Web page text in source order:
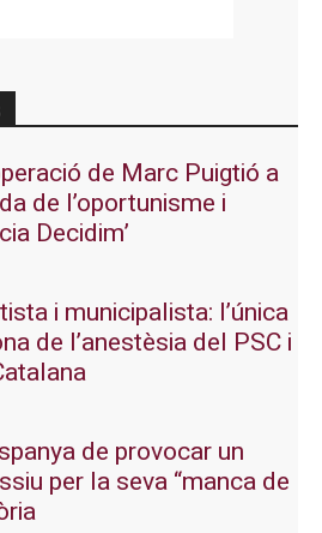
de Marc Puigtió a
de l’oportunisme i
Decidim’
i municipalista: l’única
de l’anestèsia del PSC i
de provocar un
per la seva “manca de